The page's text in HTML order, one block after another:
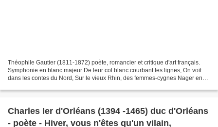
Théophile Gautier (1811-1872) poète, romancier et critique d'art français.
Symphonie en blanc majeur De leur col blanc courbant les lignes, On voit
dans les contes du Nord, Sur le vieux Rhin, des femmes-cygnes Nager en
Charles Ier d'Orléans (1394 -1465) duc d'Orléans
- poète - Hiver, vous n'êtes qu'un vilain,